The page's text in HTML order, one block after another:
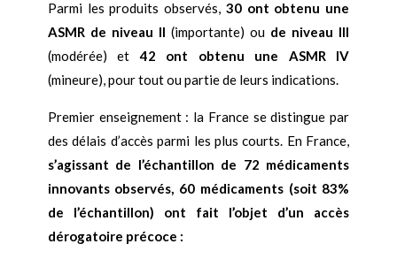
Parmi les produits observés, 30 ont obtenu une
ASMR de niveau II (importante) ou de niveau III
(modérée) et42 ont obtenu une ASMR IV
(mineure), pour tout ou partie de leurs indications.
Premier enseignement : la France se distingue par
des délais d’accès parmi les plus courts. En France,
s’agissant de l’échantillon de 72 médicaments
innovants observés, 60 médicaments (soit 83%
de l’échantillon) ont fait l’objet d’un accès
dérogatoire précoce :